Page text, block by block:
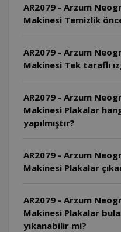
AR2079 - Arzum
Makinesi Temizlik
AR2079 - Arzum
Makinesi Tek taraflı
AR2079 - Arzum
Makinesi Plakalar
yapılmıştır?
AR2079 - Arzum
Makinesi Plakalar
AR2079 - Arzum
Makinesi Plakalar
yıkanabilir mi?